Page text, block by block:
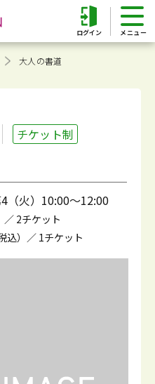
ログイン
大人の書道
チケット制
（火）10:00～12:00
／ 2チケット
税込）／ 1チケット